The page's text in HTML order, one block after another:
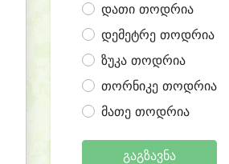
დათი თოდრია
დემეტრე თოდრია
ზუკა თოდრია
თორნიკე თოდრია
მათე თოდრია
გაგზავნა